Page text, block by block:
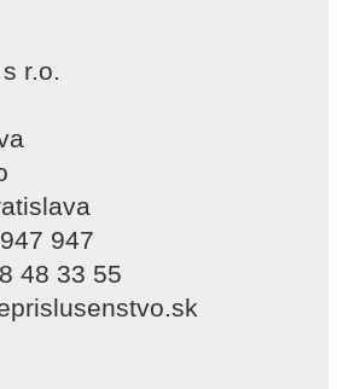
r.o.
947
48 33 55